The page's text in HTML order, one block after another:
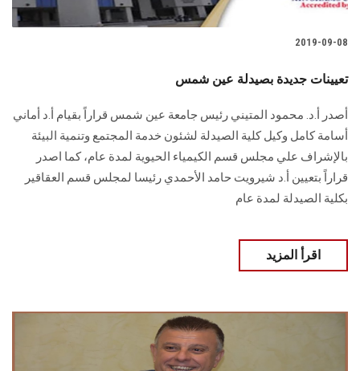
الموظفون
الزائـرون
2019-09-08
تعيينات جديدة بصيدلة عين شمس
أصدر أ.د. محمود المتيني رئيس جامعة عين شمس قراراً بقيام أ.د أماني
أسامة كامل وكيل كلية الصيدلة لشئون خدمة المجتمع وتنمية البيئة
بالإشراف علي مجلس قسم الكيمياء الحيوية لمدة عام، كما اصدر
قراراً بتعيين أ.د شيرويت حامد الأحمدي رئيسا لمجلس قسم العقاقير
بكلية الصيدلة لمدة عام
اقرأ المزيد